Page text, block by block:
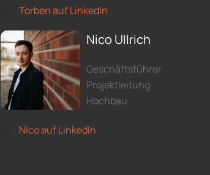
Torben auf LinkedIn
Nico Ullrich
Geschäftsführer
Projektleitung
Hochbau
Nico auf LinkedIn